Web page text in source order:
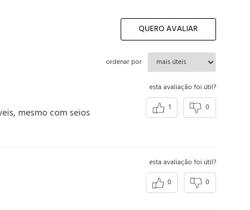
QUERO AVALIAR
ordenar por
mesmo com seios
esta avaliação foi útil?
1
0
esta avaliação foi útil?
0
0